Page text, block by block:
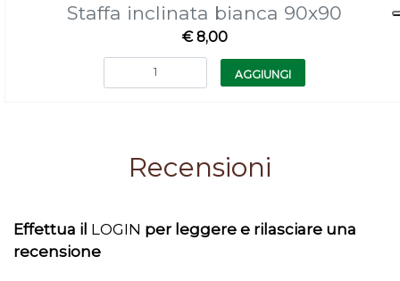
Staffa inclinata bianca 90x90
€ 8,00
Quantità
AGGIUNGI
Recensioni
Effettua il LOGIN per leggere e rilasciare una
recensione